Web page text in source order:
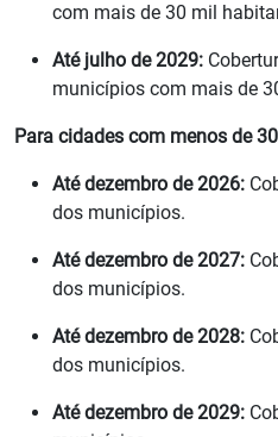
com mais de 30 mil
Até julho de 2029:
municípios com mais de
Para cidades com menos de
Até dezembro de 2026:
dos municípios.
Até dezembro de 2027:
dos municípios.
Até dezembro de 2028:
dos municípios.
Até dezembro de 2029: